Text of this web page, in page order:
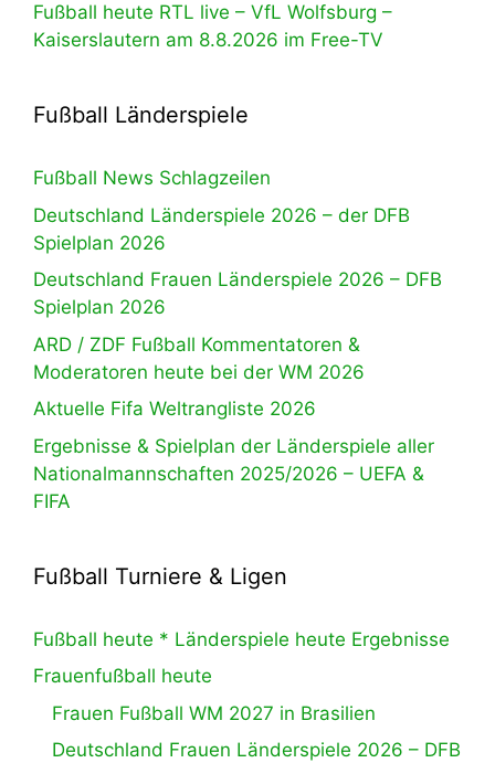
Fußball heute RTL live – VfL Wolfsburg –
Kaiserslautern am 8.8.2026 im Free-TV
Fußball Länderspiele
Fußball News Schlagzeilen
Deutschland Länderspiele 2026 – der DFB
Spielplan 2026
Deutschland Frauen Länderspiele 2026 – DFB
Spielplan 2026
ARD / ZDF Fußball Kommentatoren &
Moderatoren heute bei der WM 2026
Aktuelle Fifa Weltrangliste 2026
Ergebnisse & Spielplan der Länderspiele aller
Nationalmannschaften 2025/2026 – UEFA &
FIFA
Fußball Turniere & Ligen
Fußball heute * Länderspiele heute Ergebnisse
Frauenfußball heute
Frauen Fußball WM 2027 in Brasilien
Deutschland Frauen Länderspiele 2026 – DFB